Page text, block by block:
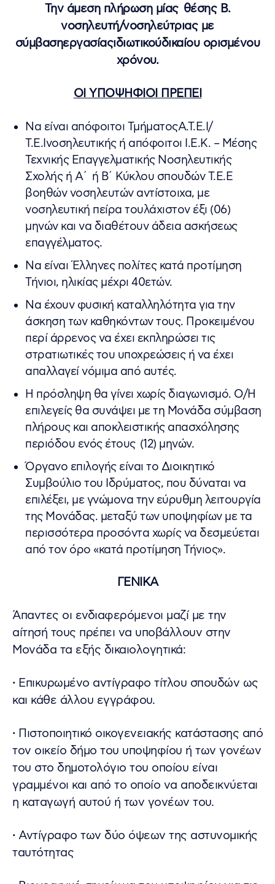
Την άμεση πλήρωση μίας θέσης Β.
νοσηλευτή/νοσηλεύτριας με
σύμβασηεργασίαςιδιωτικούδικαίου ορισμένου
χρόνου.
ΟΙ ΥΠΟΨΗΦΙΟΙ ΠΡΕΠΕΙ
Να είναι απόφοιτοι ΤμήματοςΑ.Τ.Ε.Ι/
Τ.Ε.Ινοσηλευτικής ή απόφοιτοι Ι.Ε.Κ. – Μέσης
Τεχνικής Επαγγελματικής Νοσηλευτικής
Σχολής ή Α΄ ή Β΄ Κύκλου σπουδών Τ.Ε.Ε
βοηθών νοσηλευτών αντίστοιχα, με
νοσηλευτική πείρα τουλάχιστον έξι (06)
μηνών και να διαθέτουν άδεια ασκήσεως
επαγγέλματος.
Να είναι Έλληνες πολίτες κατά προτίμηση
Τήνιοι, ηλικίας μέχρι 40ετών.
Να έχουν φυσική καταλληλότητα για την
άσκηση των καθηκόντων τους. Προκειμένου
περί άρρενος να έχει εκπληρώσει τις
στρατιωτικές του υποχρεώσεις ή να έχει
απαλλαγεί νόμιμα από αυτές.
Η πρόσληψη θα γίνει χωρίς διαγωνισμό. Ο/Η
επιλεγείς θα συνάψει με τη Μονάδα σύμβαση
πλήρους και αποκλειστικής απασχόλησης
περιόδου ενός έτους (12) μηνών.
Όργανο επιλογής είναι το Διοικητικό
Συμβούλιο του Ιδρύματος, που δύναται να
επιλέξει, με γνώμονα την εύρυθμη λειτουργία
της Μονάδας. μεταξύ των υποψηφίων με τα
περισσότερα προσόντα χωρίς να δεσμεύεται
από τον όρο «κατά προτίμηση Τήνιος».
ΓΕΝΙΚΑ
Άπαντες οι ενδιαφερόμενοι μαζί με την
αίτησή τους πρέπει να υποβάλλουν στην
Μονάδα τα εξής δικαιολογητικά:
·Επικυρωμένο αντίγραφο τίτλου σπουδών ως
και κάθε άλλου εγγράφου.
·Πιστοποιητικό οικογενειακής κατάστασης από
τον οικείο δήμο του υποψηφίου ή των γονέων
του στο δημοτολόγιο του οποίου είναι
γραμμένοι και από το οποίο να αποδεικνύεται
η καταγωγή αυτού ή των γονέων του.
·Αντίγραφο των δύο όψεων της αστυνομικής
ταυτότητας